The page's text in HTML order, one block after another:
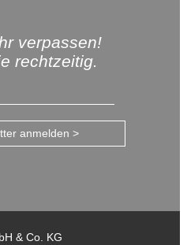
verpassen!
rechtzeitig.
anmelden >
& Co. KG